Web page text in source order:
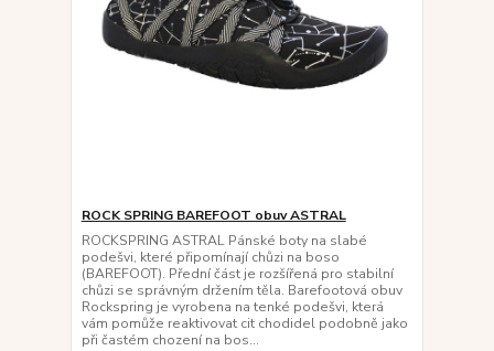
ROCK SPRING BAREFOOT obuv ASTRAL
ROCKSPRING ASTRAL Pánské boty na slabé
podešvi, které připomínají chůzi na boso
(BAREFOOT). Přední část je rozšířená pro stabilní
chůzi se správným držením těla. Barefootová obuv
Rockspring je vyrobena na tenké podešvi, která
vám pomůže reaktivovat cit chodidel podobně jako
při častém chození na bos...